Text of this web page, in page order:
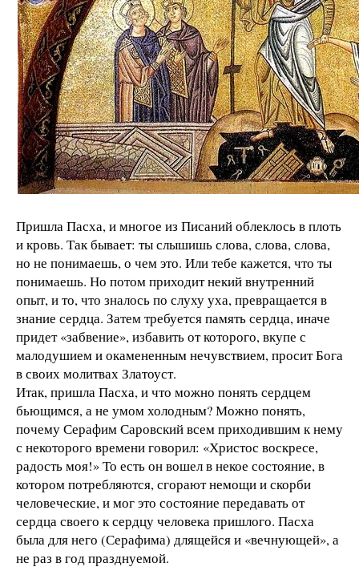
Пришла Пасха, и многое из Писаний облеклось в плоть
и кровь. Так бывает: ты слышишь слова, слова, слова,
но не понимаешь, о чем это. Или тебе кажется, что ты
понимаешь. Но потом приходит некий внутренний
опыт, и то, что зналось по слуху уха, превращается в
знание сердца. Затем требуется память сердца, иначе
придет «забвение», избавить от которого, вкупе с
малодушием и окамененным нечувствием, просит Бога
в своих молитвах Златоуст.
Итак, пришла Пасха, и что можно понять сердцем
бьющимся, а не умом холодным? Можно понять,
почему Серафим Саровский всем приходившим к нему
с некоторого времени говорил: «Христос воскресе,
радость моя!» То есть он вошел в некое состояние, в
котором потребляются, сгорают немощи и скорби
человеческие, и мог это состояние передавать от
сердца своего к сердцу человека пришлого. Пасха
была для него (Серафима) длящейся и «вечнующей», а
не раз в год празднуемой.